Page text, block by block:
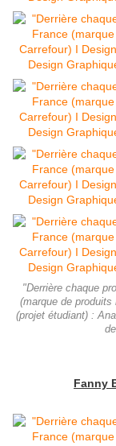
"Derrière chaque
(marque de produits
(projet étudiant) :
Fanny